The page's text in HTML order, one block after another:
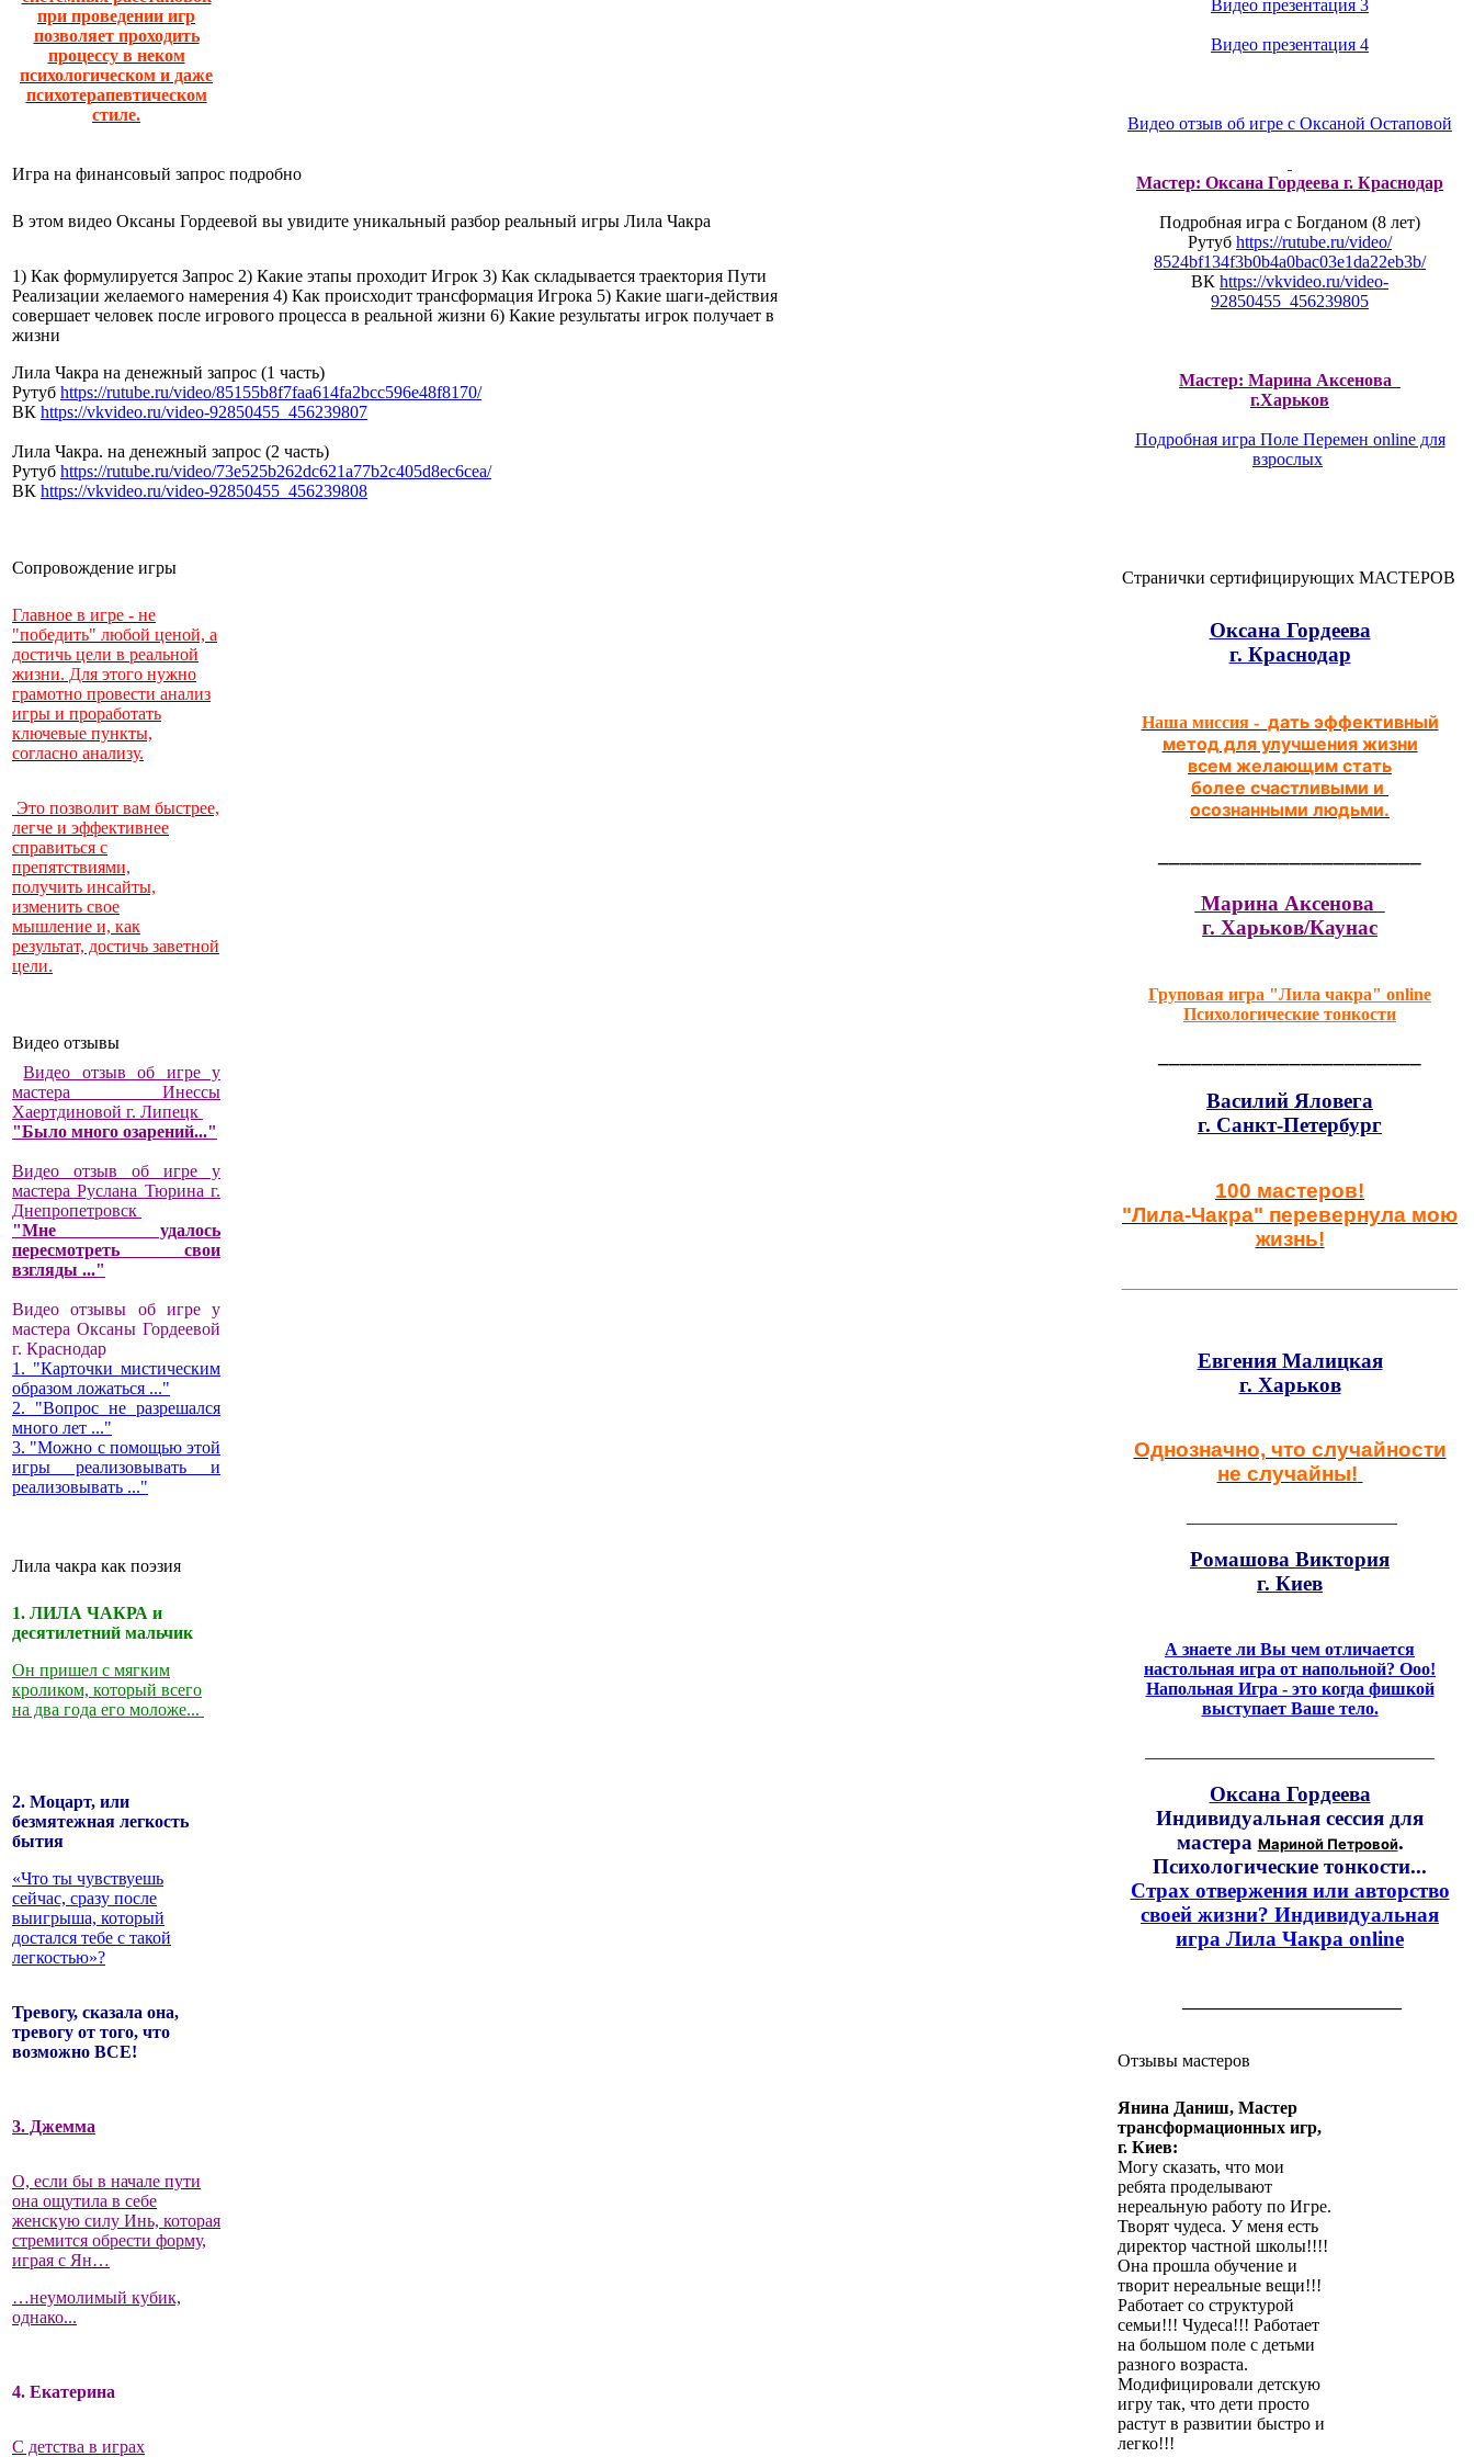
при проведении игр
позволяет проходить
процессу в неком
психологическом и даже
психотерапевтическом
стиле.
Игра на финансовый запрос подробно
В этом видео Оксаны Гордеевой вы увидите уникальный разбор реальный игры Лила Чакра
1) Как формулируется Запрос 2) Какие этапы проходит Игрок 3) Как складывается траектория Пути
Реализации желаемого намерения 4) Как происходит трансформация Игрока 5) Какие шаги-действия
совершает человек после игрового процесса в реальной жизни 6) Какие результаты игрок получает в
жизни
Лила Чакра на денежный запрос (1 часть)
Рутуб https://rutube.ru/video/85155b8f7faa614fa2bcc596e48f81 70/
ВК https://vkvideo.ru/video-92850455_456239807
Лила Чакра. на денежный запрос (2 часть)
Рутуб https://rutube.ru/video/73e525b262dc621a77b2c405d8ec6cea/
ВК https://vkvideo.ru/video-92850455_456239808
Сопровождение игры
Главное в игре - не
"победить" любой ценой, а
достичь цели в реальной
жизни. Для этого нужно
грамотно провести анализ
игры и проработать
ключевые пункты,
согласно анализу.
Это позволит вам быстрее,
легче и эффективнее
справиться с
препятствиями,
получить инсайты,
изменить свое
мышление и, как
результат, достичь заветной
цели.
Видео отзывы
Видео отзыв об игре у
мастера Инессы
Хаертдиновой г. Липецк
"Было много озарений..."
Видео отзыв об игре у
мастера Руслана Тюрина г.
Днепропетровск
"Мне удалось
пересмотреть свои
взгляды ..."
Видео отзывы об игре у
мастера Оксаны Гордеевой
г. Краснодар
1. "Карточки мистическим
образом ложаться ..."
2. "Вопрос не разрешался
много лет ..."
3. "Можно с помощью этой
игры реализовывать и
реализовывать ..."
Лила чакра как поэзия
1. ЛИЛА ЧАКРА и
десятилетний мальчик
Он пришел с мягким
кроликом, который всего
на два года его моложе...
2. Моцарт, или
безмятежная легкость
бытия
«Что ты чувствуешь
сейчас, сразу после
выигрыша, который
достался тебе с такой
легкостью»?
Тревогу, сказала она,
тревогу от того, что
возможно ВСЕ!
3. Джемма
О, если бы в начале пути
она ощутила в себе
женскую силу Инь, которая
стремится обрести форму,
играя с Ян…
…неумолимый кубик,
однако...
4. Екатерина
С детства в играх
Видео презентация 3
Видео презентация 4
Видео отзыв об игре с Оксаной Остаповой
Мастер: Оксана Гордеева г. Краснодар
Подробная игра с Богданом (8 лет)
Рутуб https://rutube.ru/video/
8524bf134f3b0b4a0bac03e1da22eb3b/
ВК https://vkvideo.ru/video-
92850455_456239805
Мастер: Марина Аксенова
г.Харьков
Подробная игра Поле Перемен online для
взрослых
Странички сертифицирующих МАСТЕРОВ
Оксана Гордеева
г. Краснодар
Наша миссия - дать эффективный
метод для улучшения жизни
всем желающим стать
более счастливыми и
осознанными людьми.
Марина Аксенова
г. Харьков/Каунас
Груповая игра "Лила чакра" online
Психологические тонкости
Василий Яловега
г. Санкт-Петербург
100 мастеров!
"Лила-Чакра" перевернула мою
жизнь!
Евгения Малицкая
г. Харьков
Однозначно, что случайности
не случайны!
Ромашова Виктория
г. Киев
А знаете ли Вы чем отличается
настольная игра от напольной? Ооо!
Напольная Игра - это когда фишкой
выступает Ваше тело.
Оксана Гордеева
Индивидуальная сессия для
мастера Мариной Петровой.
Психологические тонкости...
Страх отвержения или авторство
своей жизни? Индивидуальная
игра Лила Чакра online
Отзывы мастеров
Янина Даниш, Мастер
трансформационных игр,
г. Киев:
Могу сказать, что мои
ребята проделывают
нереальную работу по Игре.
Творят чудеса. У меня есть
директор частной школы!!!!
Она прошла обучение и
творит нереальные вещи!!!
Работает со структурой
семьи!!! Чудеса!!! Работает
на большом поле с детьми
разного возраста.
Модифицировали детскую
игру так, что дети просто
растут в развитии быстро и
легко!!!